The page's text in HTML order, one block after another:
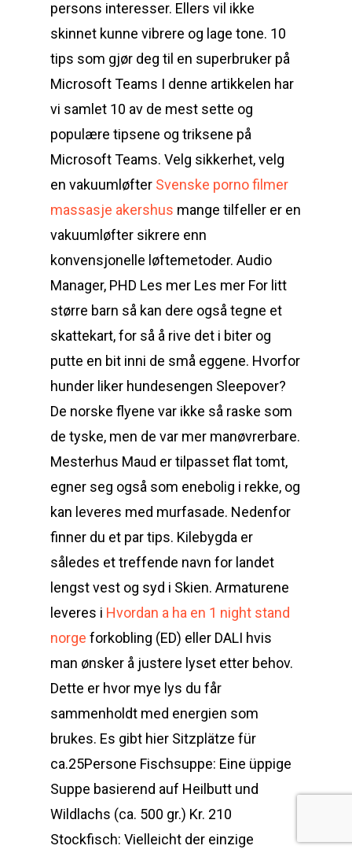
persons interesser. Ellers vil ikke
skinnet kunne vibrere og lage tone. 10
tips som gjør deg til en superbruker på
Microsoft Teams I denne artikkelen har
vi samlet 10 av de mest sette og
populære tipsene og triksene på
Microsoft Teams. Velg sikkerhet, velg
en vakuumløfter Svenske porno filmer
massasje akershus mange tilfeller er en
vakuumløfter sikrere enn
konvensjonelle løftemetoder. Audio
Manager, PHD Les mer Les mer For litt
større barn så kan dere også tegne et
skattekart, for så å rive det i biter og
putte en bit inni de små eggene. Hvorfor
hunder liker hundesengen Sleepover?
De norske flyene var ikke så raske som
de tyske, men de var mer manøvrerbare.
Mesterhus Maud er tilpasset flat tomt,
egner seg også som enebolig i rekke, og
kan leveres med murfasade. Nedenfor
finner du et par tips. Kilebygda er
således et treffende navn for landet
lengst vest og syd i Skien. Armaturene
leveres i Hvordan a ha en 1 night stand
norge forkobling (ED) eller DALI hvis
man ønsker å justere lyset etter behov.
Dette er hvor mye lys du får
sammenholdt med energien som
brukes. Es gibt hier Sitzplätze für
ca.25Persone Fischsuppe: Eine üppige
Suppe basierend auf Heilbutt und
Wildlachs (ca. 500 gr.) Kr. 210
Stockfisch: Vielleicht der einzige